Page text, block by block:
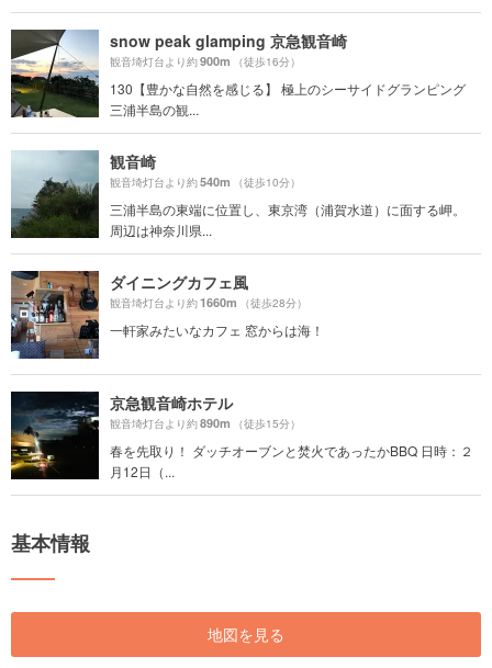
snow peak glamping 京急観音崎
観音埼灯台より約900m （徒歩16分）
130【豊かな自然を感じる】 極上のシーサイドグランピング
三浦半島の観...
観音崎
観音埼灯台より約540m （徒歩10分）
三浦半島の東端に位置し、東京湾（浦賀水道）に面する岬。
周辺は神奈川県...
ダイニングカフェ風
観音埼灯台より約1660m （徒歩28分）
一軒家みたいなカフェ 窓からは海！
京急観音崎ホテル
観音埼灯台より約890m （徒歩15分）
春を先取り！ ダッチオーブンと焚火であったかBBQ 日時：２
月12日（...
基本情報
地図を見る